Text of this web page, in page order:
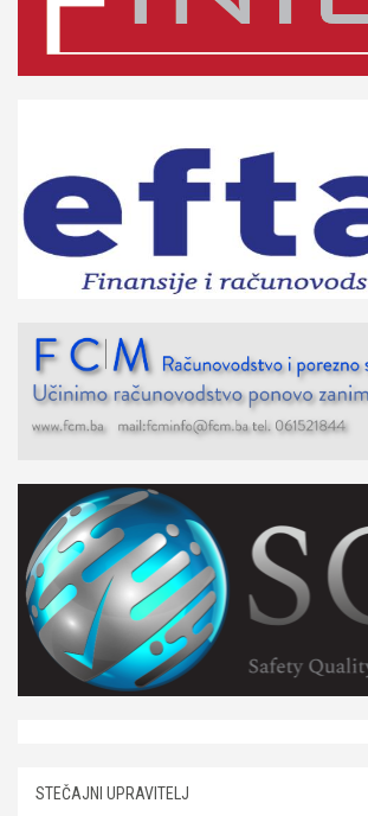
STEČAJNI UPRAVITELJ